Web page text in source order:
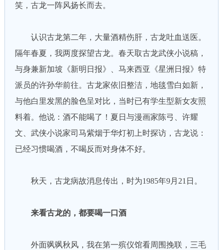
笑，古龙一阵风扬长而去。
认识古龙第二年，大量酒精伤肝，古龙吐血送医。
隔年春夏，我两度探望古龙。春天取古龙武侠小说稿，
与身兼新加坡《新明日报》、马来西亚《星洲日报》特
派员的许孙华前往。古龙家依旧整洁，地毯雪白如新，
与他白里发黑的脸色呈对比，当时已有学生型新女友照
料着。他说：酒不能喝了！夏日与漫画家陈弓、许耀
文、武侠小说家司马紫烟于华灯初上时探访，古龙说：
已经习惯喝酒，不喝反而对身体不好。
秋天，古龙病故消息传出，时为1985年9月21日。
来看古龙的，都要喝一口酒
外面飒飒秋风，我在第一殡仪馆看周围挽联，三毛